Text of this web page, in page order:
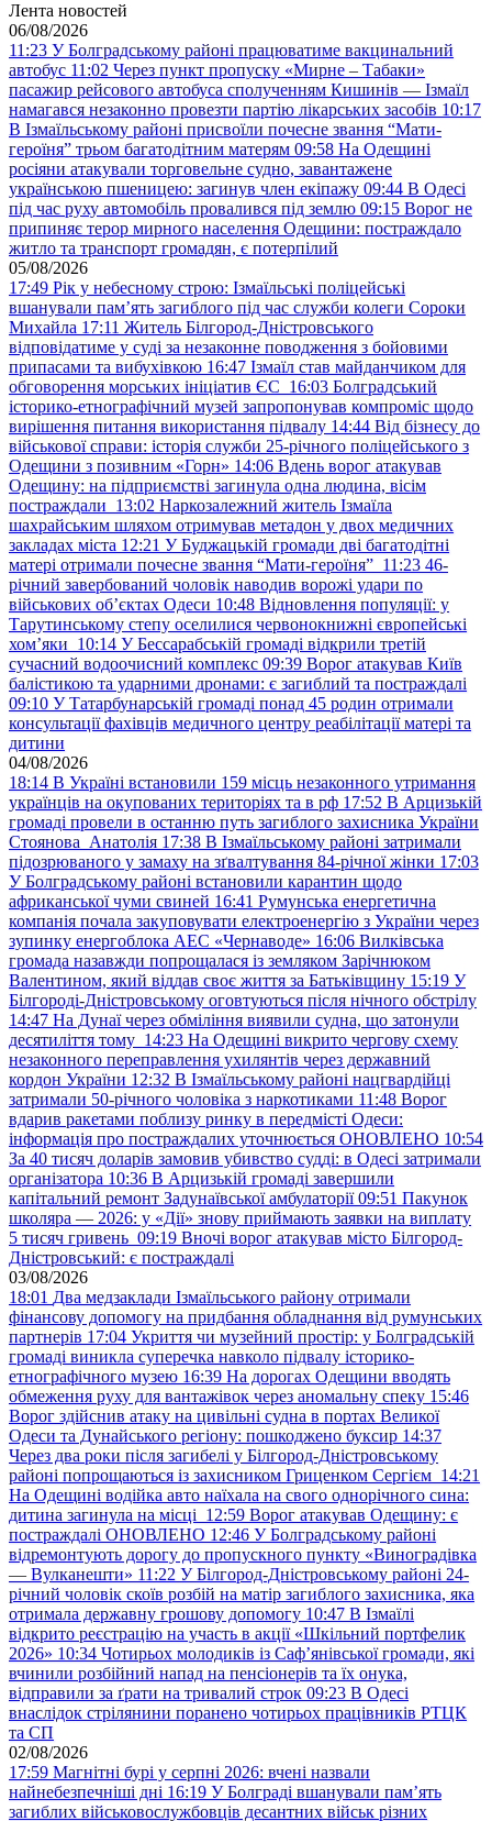
Лента новостей
06/08/2026
11:23 У Болградському районі працюватиме вакцинальний
автобус 11:02 Через пункт пропуску «Мирне – Табаки»
пасажир рейсового автобуса сполученням Кишинів — Ізмаїл
намагався незаконно провезти партію лікарських засобів 10:17
В Ізмаїльському районі присвоїли почесне звання “Мати-
героїня” трьом багатодітним матерям 09:58 На Одещині
росіяни атакували торговельне судно, завантажене
українською пшеницею: загинув член екіпажу 09:44 В Одесі
під час руху автомобіль провалився під землю 09:15 Ворог не
припиняє терор мирного населення Одещини: постраждало
житло та транспорт громадян, є потерпілий
05/08/2026
17:49 Рік у небесному строю: Ізмаїльські поліцейські
вшанували пам’ять загиблого під час служби колеги Сороки
Михайла 17:11 Житель Білгород-Дністровського
відповідатиме у суді за незаконне поводження з бойовими
припасами та вибухівкою 16:47 Ізмаїл став майданчиком для
обговорення морських ініціатив ЄС 16:03 Болградський
історико-етнографічний музей запропонував компроміс щодо
вирішення питання використання підвалу 14:44 Від бізнесу до
військової справи: історія служби 25-річного поліцейського з
Одещини з позивним «Горн» 14:06 Вдень ворог атакував
Одещину: на підприємстві загинула одна людина, вісім
постраждали 13:02 Наркозалежний житель Ізмаїла
шахрайським шляхом отримував метадон у двох медичних
закладах міста 12:21 У Буджацькій громади дві багатодітні
матері отримали почесне звання “Мати-героїня” 11:23 46-
річний завербований чоловік наводив ворожі удари по
військових обʼєктах Одеси 10:48 Відновлення популяції: у
Тарутинському степу оселилися червонокнижні європейські
хом’яки 10:14 У Бессарабській громаді відкрили третій
сучасний водоочисний комплекс 09:39 Ворог атакував Київ
балістикою та ударними дронами: є загиблий та постраждалі
09:10 У Татарбунарській громаді понад 45 родин отримали
консультації фахівців медичного центру реабілітації матері та
дитини
04/08/2026
18:14 В Україні встановили 159 місць незаконного утримання
українців на окупованих територіях та в рф 17:52 В Арцизькій
громаді провели в останню путь загиблого захисника України
Стоянова Анатолія 17:38 В Ізмаїльському районі затримали
підозрюваного у замаху на зґвалтування 84-річної жінки 17:03
У Болградському районі встановили карантин щодо
африканської чуми свиней 16:41 Румунська енергетична
компанія почала закуповувати електроенергію з України через
зупинку енергоблока АЕС «Чернаводе» 16:06 Вилківська
громада назавжди попрощалася із земляком Зарічнюком
Валентином, який віддав своє життя за Батьківщину 15:19 У
Білгороді-Дністровському оговтуються після нічного обстрілу
14:47 На Дунаї через обміління виявили судна, що затонули
десятиліття тому 14:23 На Одещині викрито чергову схему
незаконного переправлення ухилянтів через державний
кордон України 12:32 В Ізмаїльському районі нацгвардійці
затримали 50-річного чоловіка з наркотиками 11:48 Ворог
вдарив ракетами поблизу ринку в передмісті Одеси:
інформація про постраждалих уточнюється ОНОВЛЕНО 10:54
За 40 тисяч доларів замовив убивство судді: в Одесі затримали
організатора 10:36 В Арцизькій громаді завершили
капітальний ремонт Задунаївської амбулаторії 09:51 Пакунок
школяра — 2026: у «Дії» знову приймають заявки на виплату
5 тисяч гривень 09:19 Вночі ворог атакував місто Білгород-
Дністровський: є постраждалі
03/08/2026
18:01 Два медзаклади Ізмаїльського району отримали
фінансову допомогу на придбання обладнання від румунських
партнерів 17:04 Укриття чи музейний простір: у Болградській
громаді виникла суперечка навколо підвалу історико-
етнографічного музею 16:39 На дорогах Одещини вводять
обмеження руху для вантажівок через аномальну спеку 15:46
Ворог здійснив атаку на цивільні судна в портах Великої
Одеси та Дунайського регіону: пошкоджено буксир 14:37
Через два роки після загибелі у Білгород-Дністровському
районі попрощаються із захисником Гриценком Сергієм 14:21
На Одещині водійка авто наїхала на свого однорічного сина:
дитина загинула на місці 12:59 Ворог атакував Одещину: є
постраждалі ОНОВЛЕНО 12:46 У Болградському районі
відремонтують дорогу до пропускного пункту «Виноградівка
— Вулканешти» 11:22 У Білгород-Дністровському районі 24-
річний чоловік скоїв розбій на матір загиблого захисника, яка
отримала державну грошову допомогу 10:47 В Ізмаїлі
відкрито реєстрацію на участь в акції «Шкільний портфелик
2026» 10:34 Чотирьох молодиків із Саф’янівської громади, які
вчинили розбійний напад на пенсіонерів та їх онука,
відправили за ґрати на тривалий строк 09:23 В Одесі
внаслідок стрілянини поранено чотирьох працівників РТЦК
та СП
02/08/2026
17:59 Магнітні бурі у серпні 2026: вчені назвали
найнебезпечніші дні 16:19 У Болграді вшанували пам’ять
загиблих військовослужбовців десантних військ різних